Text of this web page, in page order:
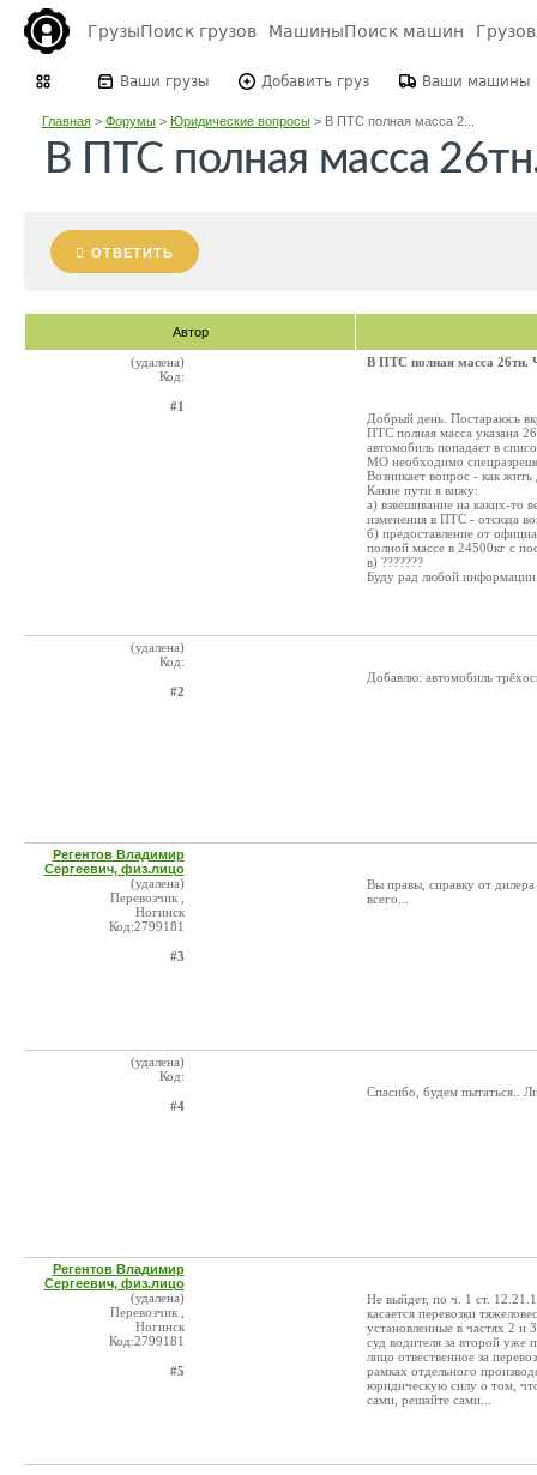
ГрузыПоиск грузов МашиныПоиск машин
Ваши грузы Добавить груз Ваши машины
Главная> Форумы> Юридические вопросы> В ПТС полная масса 2...
В ПТС полная масса
ОТВЕТИТЬ
Автор
(удалена)
Код:
#1
В ПТС полная масса 26тн.
Добрый день. Постараюсь
ПТС полная масса указана
автомобиль попадает в
МО необходимо
Возникает вопрос - как жить
Какие пути я вижу:
а) взвешивание на каких-то
изменения в ПТС - отсюда
б) предоставление от
полной массе в 24500кг с
в) ???????
Буду рад любой
(удалена)
Код:
#2
Добавлю: автомобиль
Регентов Владимир
Сергеевич, физ.лицо
(удалена)
Перевозчик ,
Ногинск
Код:2799181
#3
Вы правы, справку от
всего...
(удалена)
Код:
#4
Спасибо, будем пытаться..
Регентов Владимир
Сергеевич, физ.лицо
(удалена)
Перевозчик ,
Ногинск
Код:2799181
#5
Не выйдет, по ч. 1 ст.
касается перевозки
установленные в частях 2 и
суд водителя за второй уже
лицо отвественное за
рамках отдельного
юридическую силу о том,
сами, решайте сами...